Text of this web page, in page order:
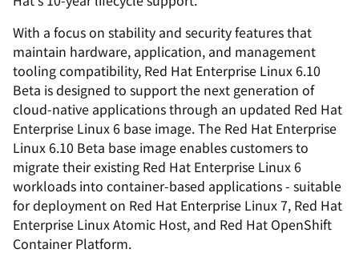
With a focus on stability and security features that
maintain hardware, application, and management
tooling compatibility, Red Hat Enterprise Linux 6.10
Beta is designed to support the next generation of
cloud-native applications through an updated Red Hat
Enterprise Linux 6 base image. The Red Hat Enterprise
Linux 6.10 Beta base image enables customers to
migrate their existing Red Hat Enterprise Linux 6
workloads into container-based applications - suitable
for deployment on Red Hat Enterprise Linux 7, Red Hat
Enterprise Linux Atomic Host, and Red Hat OpenShift
Container Platform.